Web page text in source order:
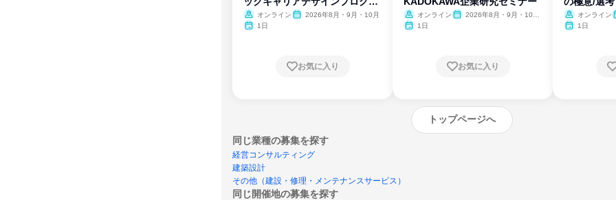
ム
オンライン
2026年8月・9月・10月
1日
お気に入り
オンライン
2026年8月・9月・10
1日
お気に入り
開
オンライン
1日
トップページへ
同じ業種の募集を探す
経営コンサルティング
建築設計
その他（建設・修理・メンテナンスサービス）
同じ開催地の募集を探す